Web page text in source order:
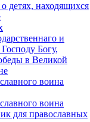
детях, находящихся
и
Богу,
в Великой
воина
воина
для православных